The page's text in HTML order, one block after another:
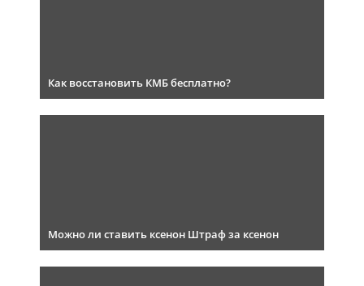
Как восстановить КМБ бесплатно?
Можно ли ставить ксенон Штраф за ксенон